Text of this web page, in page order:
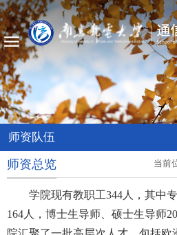
师资队伍
当前
师资总览
学院现有教职工344人，其中专
164人，博士生导师、硕士生导师